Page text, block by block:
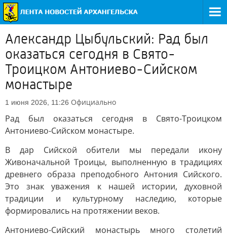
Александр Цыбульский: Рад был
оказаться сегодня в Свято-
Троицком Антониево-Сийском
монастыре
1 июня 2026, 11:26 Официально
Рад был оказаться сегодня в Свято-Троицком
Антониево-Сийском монастыре.
В дар Сийской обители мы передали икону
Живоначальной Троицы, выполненную в традициях
древнего образа преподобного Антония Сийского.
Это знак уважения к нашей истории, духовной
традиции и культурному наследию, которые
формировались на протяжении веков.
Антониево-Сийский монастырь много столетий